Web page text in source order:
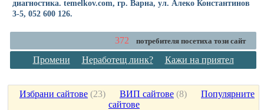
диагностика. temelkov.com, гр. Варна, ул. Алеко Константинов
3-5, 052 600 126.
372 потребителя посетиха този сайт
Промени Неработещ линк? Кажи на приятел
Избрани сайтове (23) ВИП сайтове (8) Популярните
сайтове